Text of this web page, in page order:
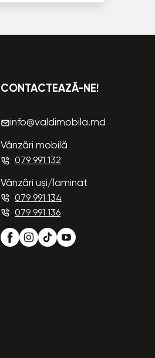
CONTACTEAZĂ-NE!
info@valdimobila.md
Vânzări mobilă
079 991 132
Vânzări uși/laminat
079 991 134
079 991 136